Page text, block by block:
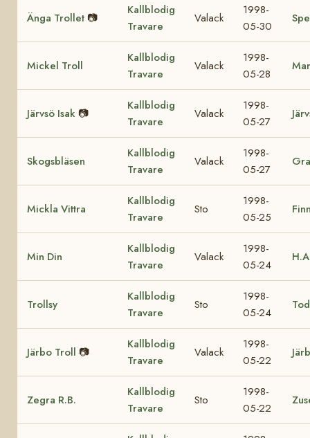
Änga Trollet 📷
Kallblodig
Travare
Valack
1998-
05-30
Mickel Troll
Kallblodig
Travare
Valack
1998-
05-28
Järvsö Isak 📷
Kallblodig
Travare
Valack
1998-
05-27
Skogsbläsen
Kallblodig
Travare
Valack
1998-
05-27
Mickla Vittra
Kallblodig
Travare
Sto
1998-
05-25
Min Din
Kallblodig
Travare
Valack
1998-
05-24
Trollsy
Kallblodig
Travare
Sto
1998-
05-24
Järbo Troll 📷
Kallblodig
Travare
Valack
1998-
05-22
Zegra R.B.
Kallblodig
Travare
Sto
1998-
05-22